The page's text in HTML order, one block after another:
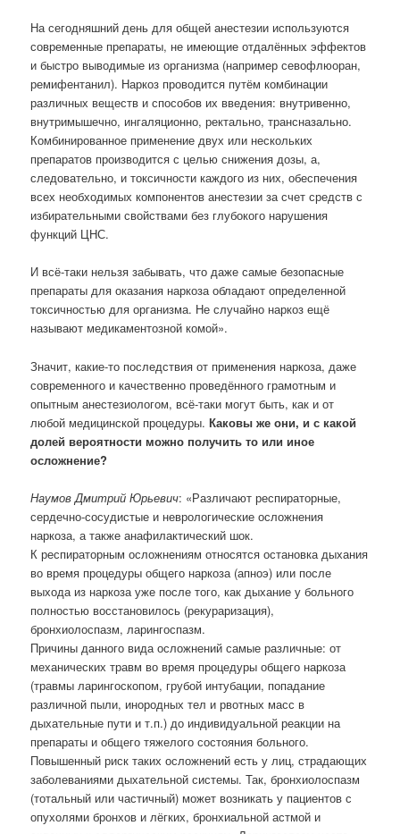
На сегодняшний день для общей анестезии используются
современные препараты, не имеющие отдалённых эффектов
и быстро выводимые из организма (например севофлюоран,
ремифентанил). Наркоз проводится путём комбинации
различных веществ и способов их введения: внутривенно,
внутримышечно, ингаляционно, ректально, трансназально.
Комбинированное применение двух или нескольких
препаратов производится с целью снижения дозы, а,
следовательно, и токсичности каждого из них, обеспечения
всех необходимых компонентов анестезии за счет средств с
избирательными свойствами без глубокого нарушения
функций ЦНС.
И всё-таки нельзя забывать, что даже самые безопасные
препараты для оказания наркоза обладают определенной
токсичностью для организма. Не случайно наркоз ещё
называют медикаментозной комой».
Значит, какие-то последствия от применения наркоза, даже
современного и качественно проведённого грамотным и
опытным анестезиологом, всё-таки могут быть, как и от
любой медицинской процедуры. Каковы же они, и с какой
долей вероятности можно получить то или иное
осложнение?
Наумов Дмитрий Юрьевич: «Различают респираторные,
сердечно-сосудистые и неврологические осложнения
наркоза, а также анафилактический шок.
К респираторным осложнениям относятся остановка дыхания
во время процедуры общего наркоза (апноэ) или после
выхода из наркоза уже после того, как дыхание у больного
полностью восстановилось (рекураризация),
бронхиолоспазм, ларингоспазм.
Причины данного вида осложнений самые различные: от
механических травм во время процедуры общего наркоза
(травмы ларингоскопом, грубой интубации, попадание
различной пыли, инородных тел и рвотных масс в
дыхательные пути и т.п.) до индивидуальной реакции на
препараты и общего тяжелого состояния больного.
Повышенный риск таких осложнений есть у лиц, страдающих
заболеваниями дыхательной системы. Так, бронхиолоспазм
(тотальный или частичный) может возникать у пациентов с
опухолями бронхов и лёгких, бронхиальной астмой и